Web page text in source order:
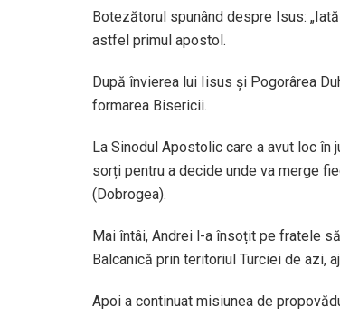
Botezătorul spunând despre Isus:
astfel primul apostol.
După învierea lui Iisus și Pogorârea
formarea Bisericii.
La Sinodul Apostolic care a avut loc
sorți pentru a decide unde va merge
(Dobrogea).
Mai întâi, Andrei l-a însoțit pe fratele
Balcanică prin teritoriul Turciei de azi,
Apoi a continuat misiunea de